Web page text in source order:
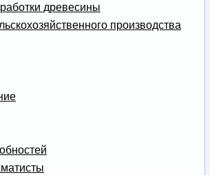
древесины
производства